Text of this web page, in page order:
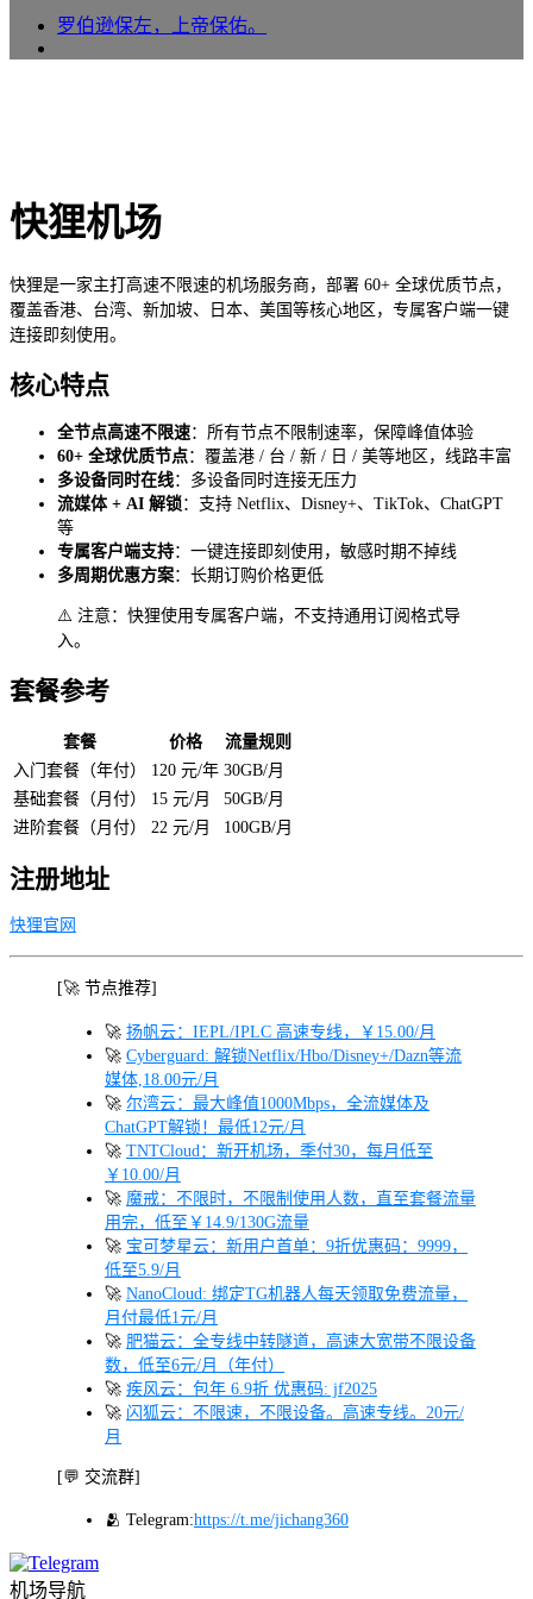
罗伯逊保左，上帝保佑。
快狸机场
快狸是一家主打高速不限速的机场服务商，部署 60+ 全球优质节点，
覆盖香港、台湾、新加坡、日本、美国等核心地区，专属客户端一键
连接即刻使用。
核心特点
全节点高速不限速：所有节点不限制速率，保障峰值体验
60+ 全球优质节点：覆盖港 / 台 / 新 / 日 / 美等地区，线路丰富
多设备同时在线：多设备同时连接无压力
流媒体 + AI 解锁：支持 Netflix、Disney+、TikTok、ChatGPT
等
专属客户端支持：一键连接即刻使用，敏感时期不掉线
多周期优惠方案：长期订购价格更低
⚠️ 注意：快狸使用专属客户端，不支持通用订阅格式导
入。
套餐参考
套餐 价格
流量规则
入门套餐（年付）
120 元/年 30GB/月
基础套餐（月付）
15 元/月
50GB/月
进阶套餐（月付）
22 元/月 100GB/月
注册地址
快狸官网
[🚀 节点推荐]
🚀 扬帆云：IEPL/IPLC 高速专线，￥15.00/月
🚀 Cyberguard: 解锁Netflix/Hbo/Disney+/Dazn等流
媒体,18.00元/月
🚀 尔湾云：最大峰值1000Mbps，全流媒体及
ChatGPT解锁！最低12元/月
🚀 TNTCloud：新开机场，季付30，每月低至
￥10.00/月
🚀 魔戒：不限时，不限制使用人数，直至套餐流量
用完，低至￥14.9/130G流量
🚀 宝可梦星云：新用户首单：9折优惠码：9999，
低至5.9/月
🚀 NanoCloud: 绑定TG机器人每天领取免费流量，
月付最低1元/月
🚀 肥猫云：全专线中转隧道，高速大宽带不限设备
数，低至6元/月（年付）
🚀 疾风云：包年 6.9折 优惠码: jf2025
🚀 闪狐云：不限速，不限设备。高速专线。20元/
月
[💬 交流群]
🫂 Telegram:https://t.me/jichang360
机场导航